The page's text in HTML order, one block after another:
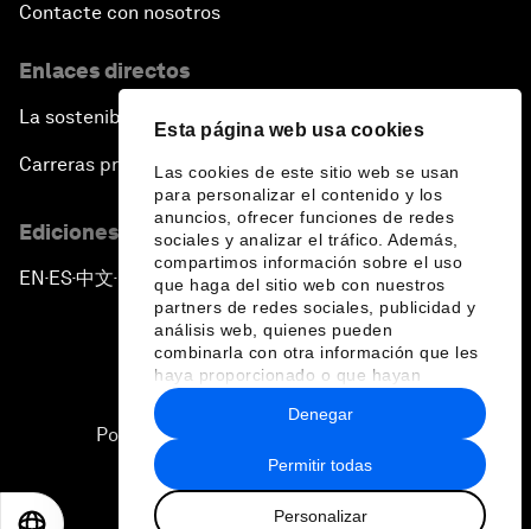
Esta página web usa cookies
Las cookies de este sitio web se usan
para personalizar el contenido y los
anuncios, ofrecer funciones de redes
sociales y analizar el tráfico. Además,
compartimos información sobre el uso
que haga del sitio web con nuestros
partners de redes sociales, publicidad y
análisis web, quienes pueden
combinarla con otra información que les
haya proporcionado o que hayan
recopilado a partir del uso que haya
hecho de sus servicios.
Permitir todas
Personalizar
Denegar
Contacte con nosotros
Enlaces directos
La sostenibilidad en el Foro
Carreras profesionales
Ediciones en otros idiomas
EN ▪ ES▪中文▪ 日本語
Política de privacidad y normas de uso
2026 Foro Económico Mundial